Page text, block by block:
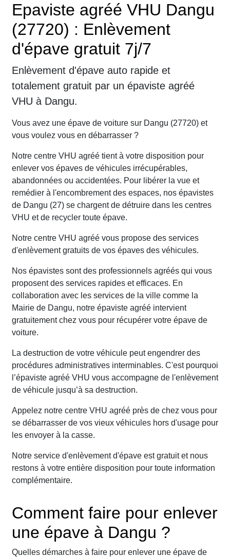
Epaviste agréé VHU Dangu
(27720) : Enlèvement
d'épave gratuit 7j/7
Enlèvement d'épave auto rapide et
totalement gratuit par un épaviste agréé
VHU à Dangu.
Vous avez une épave de voiture sur Dangu (27720) et
vous voulez vous en débarrasser ?
Notre centre VHU agréé tient à votre disposition pour
enlever vos épaves de véhicules irrécupérables,
abandonnées ou accidentées. Pour libérer la vue et
remédier à l'encombrement des espaces, nos épavistes
de Dangu (27) se chargent de détruire dans les centres
VHU et de recycler toute épave.
Notre centre VHU agréé vous propose des services
d'enlèvement gratuits de vos épaves des véhicules.
Nos épavistes sont des professionnels agréés qui vous
proposent des services rapides et efficaces. En
collaboration avec les services de la ville comme la
Mairie de Dangu, notre épaviste agréé intervient
gratuitement chez vous pour récupérer votre épave de
voiture.
La destruction de votre véhicule peut engendrer des
procédures administratives interminables. C'est pourquoi
l’épaviste agréé VHU vous accompagne de l'enlèvement
de véhicule jusqu’à sa destruction.
Appelez notre centre VHU agréé près de chez vous pour
se débarrasser de vos vieux véhicules hors d'usage pour
les envoyer à la casse.
Notre service d'enlèvement d'épave est gratuit et nous
restons à votre entière disposition pour toute information
complémentaire.
Comment faire pour enlever
une épave à Dangu ?
Quelles démarches à faire pour enlever une épave de